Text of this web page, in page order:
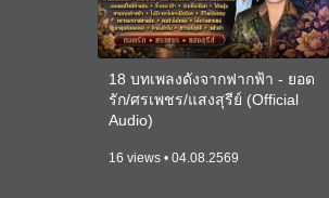
18 บทเพลงดังจากฟากฟ้า - ยอด
รัก/ศรเพชร/แสงสุรีย์ (Official
Audio)
16 views • 04.08.2569